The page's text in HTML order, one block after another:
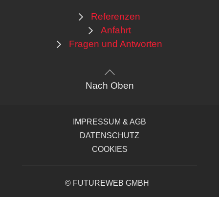
Referenzen
Anfahrt
Fragen und Antworten
Nach Oben
© FUTUREWEB GMBH
IMPRESSUM & AGB
DATENSCHUTZ
COOKIES